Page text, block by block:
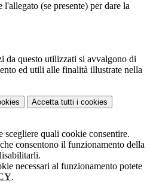
(se presente) per dare la
da questo utilizzati si avvalgono di
ed utili alle finalità illustrate nella
Accetta tutti i cookies
scegliere quali cookie consentire.
consentono il funzionamento della
necessari al funzionamento potete
.